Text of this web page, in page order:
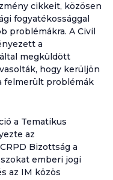
cikkeit, közösen
fogyatékossággal
problémákra. A Civil
a
megküldött
hogy kerüljön
felmerült problémák
a Tematikus
az
Bizottság a
emberi jogi
az IM közös